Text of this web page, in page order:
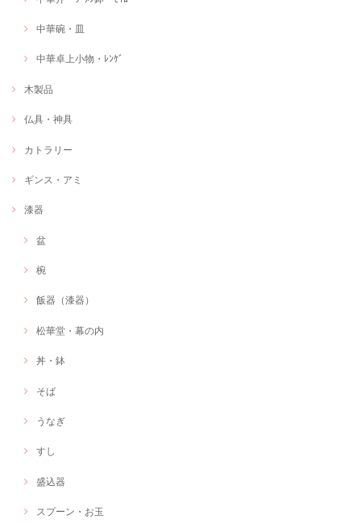
中華碗・皿
中華卓上小物・ﾚﾝｹﾞ
木製品
仏具・神具
カトラリー
ギンス・アミ
漆器
盆
椀
飯器（漆器）
松華堂・幕の内
丼・鉢
そば
うなぎ
すし
盛込器
スプーン・お玉